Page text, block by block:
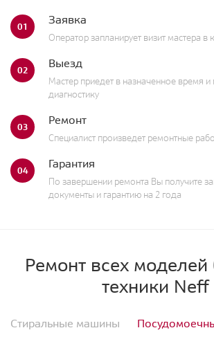
01 Заявка
Оператор запланирует визит мастера в
02 Выезд
Мастер приедет в назначенное время и
диагностику
03 Ремонт
Специалист произведет ремонтные
04 Гарантия
По завершении ремонта Вы получите
документы и гарантию на 2 года
Ремонт всех
техники Neff
Стиральные машины